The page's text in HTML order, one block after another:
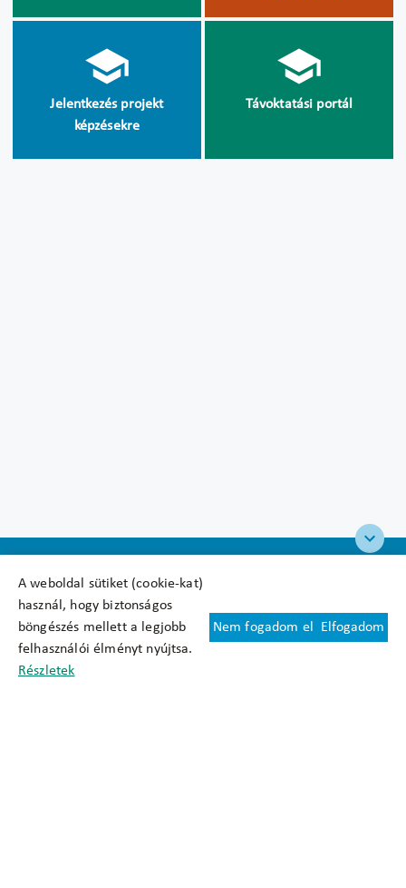
A weboldal sütiket (cookie-kat)
használ, hogy biztonságos
böngészés mellett a legjobb
felhasználói élményt nyújtsa.
Részletek
Nem fogadom el Elfogadom
Jelentkezés projekt
képzésekre
Távoktatási portál
Felhasználási feltételek